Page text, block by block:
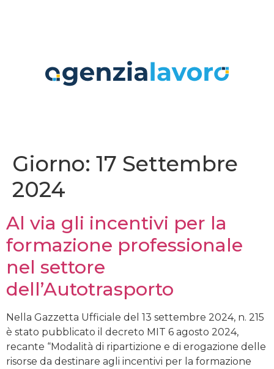
Giorno: 17 Settembre
2024
Al via gli incentivi per la
formazione professionale
nel settore
dell’Autotrasporto
Nella Gazzetta Ufficiale del 13 settembre 2024, n. 215
è stato pubblicato il decreto MIT 6 agosto 2024,
recante “Modalità di ripartizione e di erogazione delle
risorse da destinare agli incentivi per la formazione